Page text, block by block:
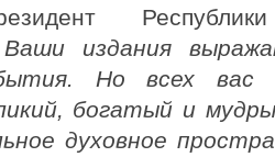
Ваши издания
Но всех вас
богатый и
духовное